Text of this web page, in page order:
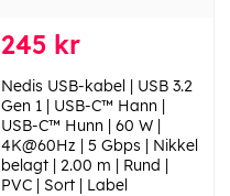
245 kr
Nedis USB-kabel | USB 3.2
Gen 1 | USB-C™ Hann |
USB-C™ Hunn | 60 W |
4K@60Hz | 5 Gbps | Nikkel
belagt | 2.00 m | Rund |
PVC | Sort | Label